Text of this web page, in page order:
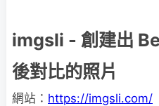
imgsli - 創建出
後對比的照片
網站： https://imgsli.com/